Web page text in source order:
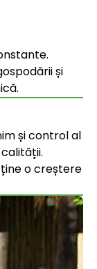
și
și control al
o creștere